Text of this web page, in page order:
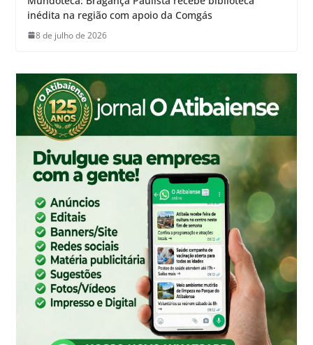
inédita na região com apoio da Comgás
8 de julho de 2026